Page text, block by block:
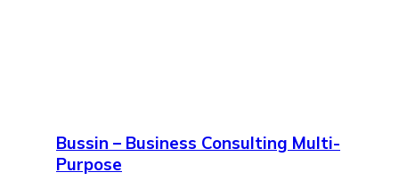
Bussin – Business Consulting Multi-
Purpose